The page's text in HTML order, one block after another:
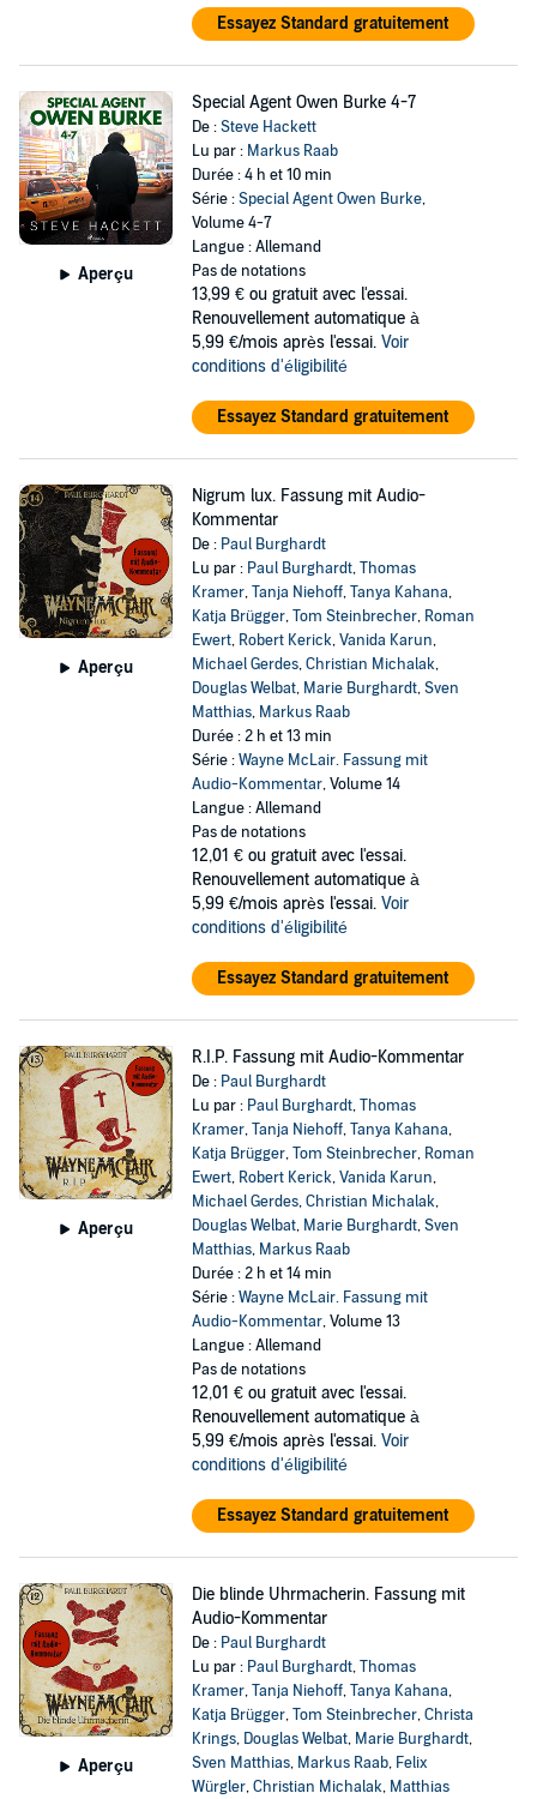
Essayez Standard gratuitement
Aperçu
Special Agent Owen Burke 4-7
De :Steve Hackett
Lu par : Markus Raab
Durée : 4 h et 10 min
Série :Special Agent Owen Burke,
Volume 4-7
Langue : Allemand
Pas de notations
13,99 € ou gratuit avec l'essai.
Renouvellement automatique à
5,99 €/mois après l'essai. Voir
conditions d'éligibilité
Essayez Standard gratuitement
Aperçu
Nigrum lux. Fassung mit Audio-
Kommentar
De : Paul Burghardt
Lu par : Paul Burghardt,Thomas
Kramer,Tanja Niehoff,Tanya Kahana,
Katja Brügger,Tom Steinbrecher, Roman
Ewert, Robert Kerick,Vanida Karun,
Michael Gerdes,Christian Michalak,
Douglas Welbat, Marie Burghardt,Sven
Matthias, Markus Raab
Durée : 2 h et 13 min
Série :Wayne McLair. Fassung mit
Audio-Kommentar, Volume 14
Langue : Allemand
Pas de notations
12,01 € ou gratuit avec l'essai.
Renouvellement automatique à
5,99 €/mois après l'essai. Voir
conditions d'éligibilité
Essayez Standard gratuitement
Aperçu
R.I.P. Fassung mit Audio-Kommentar
De : Paul Burghardt
Lu par : Paul Burghardt,Thomas
Kramer,Tanja Niehoff,Tanya Kahana,
Katja Brügger,Tom Steinbrecher, Roman
Ewert, Robert Kerick,Vanida Karun,
Michael Gerdes,Christian Michalak,
Douglas Welbat, Marie Burghardt,Sven
Matthias, Markus Raab
Durée : 2 h et 14 min
Série :Wayne McLair. Fassung mit
Audio-Kommentar, Volume 13
Langue : Allemand
Pas de notations
12,01 € ou gratuit avec l'essai.
Renouvellement automatique à
5,99 €/mois après l'essai. Voir
conditions d'éligibilité
Essayez Standard gratuitement
Aperçu
Die blinde Uhrmacherin. Fassung mit
Audio-Kommentar
De : Paul Burghardt
Lu par : Paul Burghardt,Thomas
Kramer,Tanja Niehoff,Tanya Kahana,
Katja Brügger,Tom Steinbrecher,Christa
Krings, Douglas Welbat, Marie Burghardt,
Sven Matthias, Markus Raab, Felix
Würgler,Christian Michalak, Matthias